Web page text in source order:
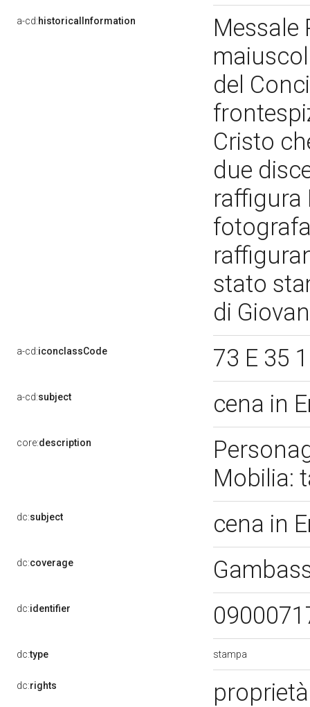
a-cd:historicalInformation
Messale
del
Cristo
due
raffigura
stato
di
a-cd:iconclassCode 73 E 35
a-cd:subject cena in
core:description
Mobilia:
dc:subject cena in
dc:coverage
dc:identifier
dc:type stampa
dc:rights